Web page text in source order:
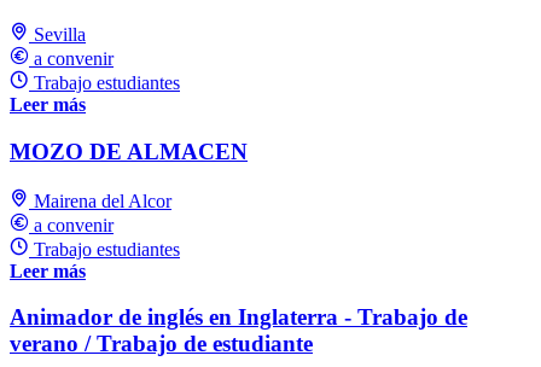
Sevilla
a convenir
Trabajo estudiantes
Leer más
MOZO DE ALMACEN
Mairena del Alcor
a convenir
Trabajo estudiantes
Leer más
Animador de inglés en Inglaterra - Trabajo de
verano / Trabajo de estudiante